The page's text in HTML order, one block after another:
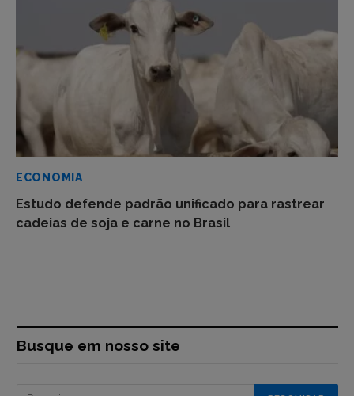
ECONOMIA
Estudo defende padrão unificado para rastrear
cadeias de soja e carne no Brasil
Busque em nosso site